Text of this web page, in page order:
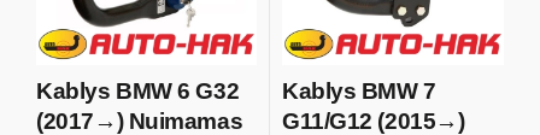
Kablys BMW 6 G32
(2017→) Nuimamas
Kablys BMW 7
G11/G12 (2015→)